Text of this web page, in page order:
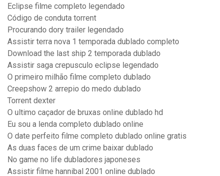
Eclipse filme completo legendado
Código de conduta torrent
Procurando dory trailer legendado
Assistir terra nova 1 temporada dublado completo
Download the last ship 2 temporada dublado
Assistir saga crepusculo eclipse legendado
O primeiro milhão filme completo dublado
Creepshow 2 arrepio do medo dublado
Torrent dexter
O ultimo caçador de bruxas online dublado hd
Eu sou a lenda completo dublado online
O date perfeito filme completo dublado online gratis
As duas faces de um crime baixar dublado
No game no life dubladores japoneses
Assistir filme hannibal 2001 online dublado